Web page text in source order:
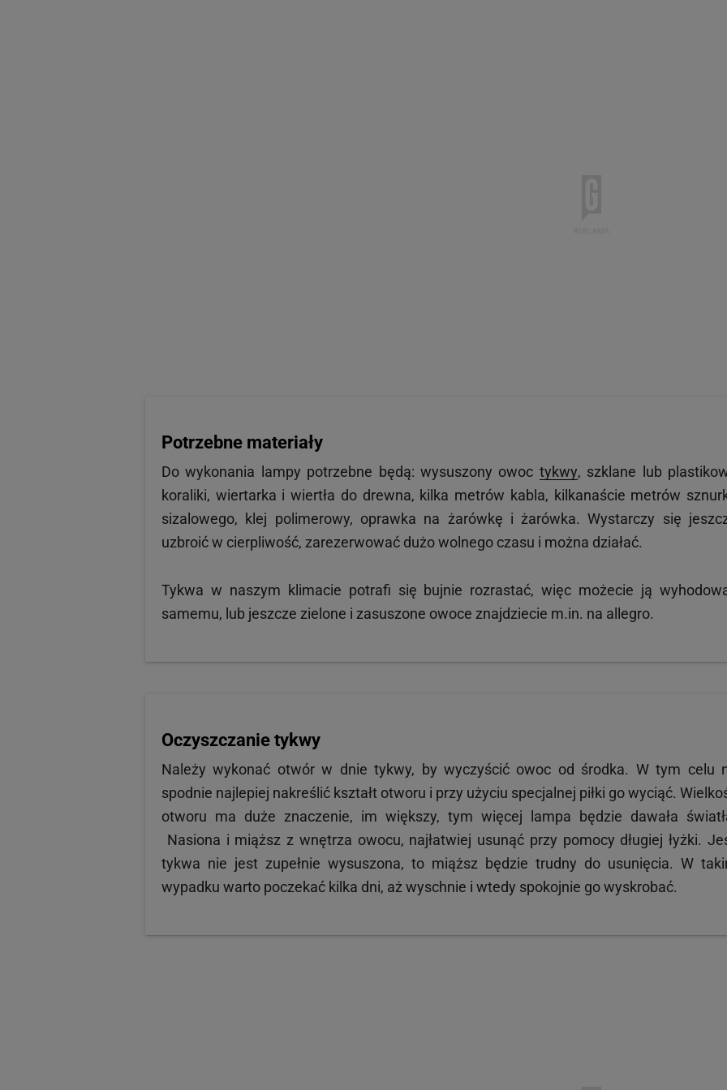
Potrzebne materiały
Do wykonania lampy potrzebne będą: wysuszony owoc tykwy, szklane lub
koraliki, wiertarka i wiertła do drewna, kilka metrów kabla, kilkanaście metrów
sizalowego, klej polimerowy, oprawka na żarówkę i żarówka. Wystarczy się
uzbroić w cierpliwość, zarezerwować dużo wolnego czasu i można działać.
Tykwa w naszym klimacie potrafi się bujnie rozrastać, więc możecie ją
samemu, lub jeszcze zielone i zasuszone owoce znajdziecie m.in. na allegro.
Oczyszczanie tykwy
Należy wykonać otwór w dnie tykwy, by wyczyścić owoc od środka. W tym celu
spodnie najlepiej nakreślić kształt otworu i przy użyciu specjalnej piłki go wyciąć.
otworu ma duże znaczenie, im większy, tym więcej lampa będzie dawała
Nasiona i miąższ z wnętrza owocu, najłatwiej usunąć przy pomocy długiej łyżki.
tykwa nie jest zupełnie wysuszona, to miąższ będzie trudny do usunięcia. W
wypadku warto poczekać kilka dni, aż wyschnie i wtedy spokojnie go wyskrobać.